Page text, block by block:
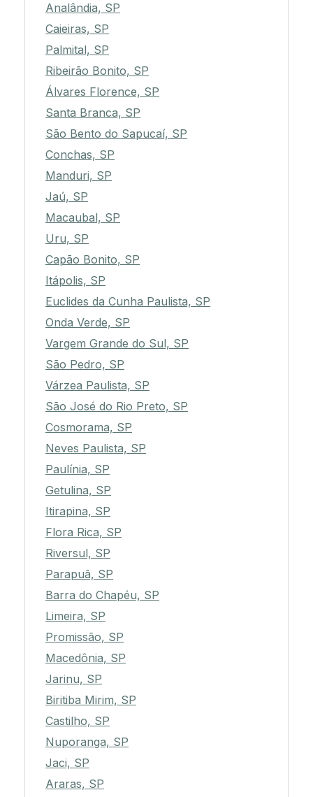
Analândia, SP
Caieiras, SP
Palmital, SP
Ribeirão Bonito, SP
Álvares Florence, SP
Santa Branca, SP
São Bento do Sapucaí, SP
Conchas, SP
Manduri, SP
Jaú, SP
Macaubal, SP
Uru, SP
Capão Bonito, SP
Itápolis, SP
Euclides da Cunha Paulista, SP
Onda Verde, SP
Vargem Grande do Sul, SP
São Pedro, SP
Várzea Paulista, SP
São José do Rio Preto, SP
Cosmorama, SP
Neves Paulista, SP
Paulínia, SP
Getulina, SP
Itirapina, SP
Flora Rica, SP
Riversul, SP
Parapuã, SP
Barra do Chapéu, SP
Limeira, SP
Promissão, SP
Macedônia, SP
Jarinu, SP
Biritiba Mirim, SP
Castilho, SP
Nuporanga, SP
Jaci, SP
Araras, SP